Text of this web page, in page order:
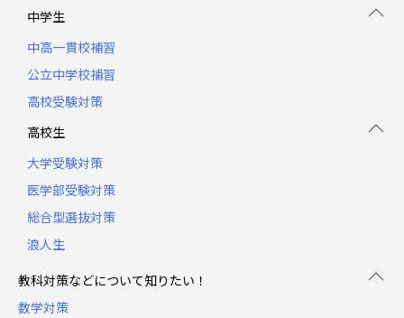
中学生
中高一貫校補習
公立中学校補習
高校受験対策
高校生
大学受験対策
医学部受験対策
総合型選抜対策
浪人生
教科対策などについて知りたい！
数学対策